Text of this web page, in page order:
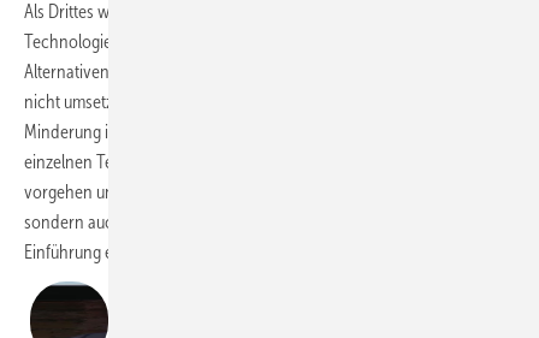
Als Drittes wolle die CDU das GEG auf die Idee der
Technologieoffenheit zurückführen. Das sei aktuell nicht der Fall und
Alternativen wie Wasserstoff oder die Pelletheizung wären praktisch
nicht umsetzbar. Dabei solle auch die Förderung stärker auf die CO
Minderung im Gebäude ausgerichtet werden und nicht mehr an
einzelnen Technologien. Viertens wolle man dabei pragmatisch
vorgehen und hier nicht mehr nur auf 100-%-Lösungen setzen,
sondern auch Zwischenschritte zulassen. Ein Beispiel dafür sei die
Einführung einer Quote für grünes Heizöl ab 2028/29.